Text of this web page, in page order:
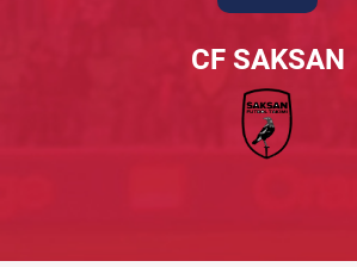
CF SAKSAN